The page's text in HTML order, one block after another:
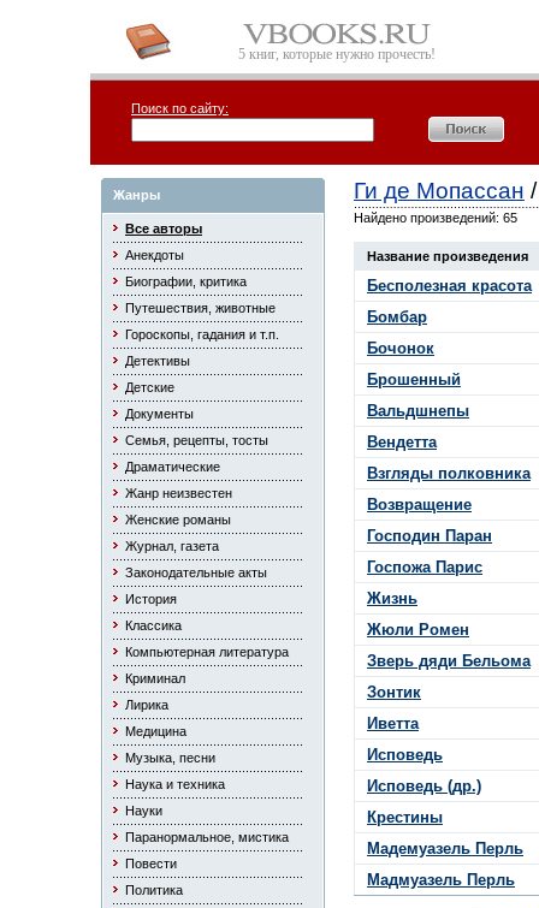
5 книг, которые нужно прочесть!
Поиск по сайту:
Жанры
Все авторы
Анекдоты
Биографии, критика
Путешествия, животные
Гороскопы, гадания и т.п.
Детективы
Детские
Документы
Семья, рецепты, тосты
Драматические
Жанр неизвестен
Женские романы
Журнал, газета
Законодательные акты
История
Классика
Компьютерная литература
Криминал
Лирика
Медицина
Музыка, песни
Наука и техника
Науки
Паранормальное, мистика
Повести
Политика
Ги де Мопассан
Найдено произведений: 65
Название произведения
Бесполезная красота
Бомбар
Бочонок
Брошенный
Вальдшнепы
Вендетта
Взгляды полковника
Возвращение
Господин Паран
Госпожа Парис
Жизнь
Жюли Ромен
Зверь дяди Бельома
Зонтик
Иветта
Исповедь
Исповедь (др.)
Крестины
Мадемуазель Перль
Мадмуазель Перль